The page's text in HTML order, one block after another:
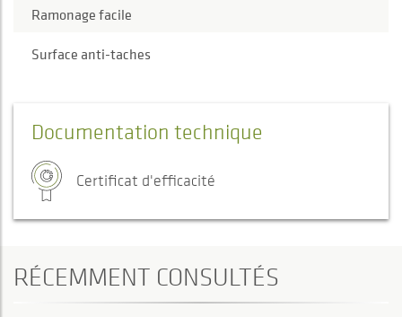
Ramonage facile
Surface anti-taches
Documentation technique
Certificat d'efficacité
RÉCEMMENT CONSULTÉS